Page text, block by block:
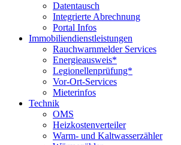
Datentausch
Integrierte Abrechnung
Portal Infos
Immobiliendienstleistungen
Rauchwarnmelder Services
Energieausweis*
Legionellenprüfung*
Vor-Ort-Services
Mieterinfos
Technik
OMS
Heizkostenverteiler
Warm- und Kaltwasserzähler